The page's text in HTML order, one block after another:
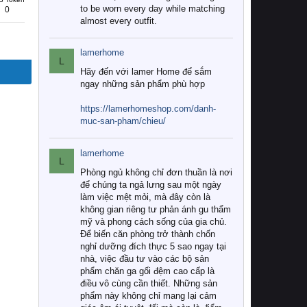
0
to be worn every day while matching
almost every outfit.
L
lamerhome
Hãy đến với lamer Home để sắm
ngay những sản phẩm phù hợp
https://lamerhomeshop.com/danh-
muc-san-pham/chieu/
L
lamerhome
Phòng ngủ không chỉ đơn thuần là nơi
để chúng ta ngả lưng sau một ngày
làm việc mệt mỏi, mà đây còn là
không gian riêng tư phản ánh gu thẩm
mỹ và phong cách sống của gia chủ.
Để biến căn phòng trở thành chốn
nghỉ dưỡng đích thực 5 sao ngay tại
nhà, việc đầu tư vào các bộ sản
phẩm chăn ga gối đệm cao cấp là
điều vô cùng cần thiết. Những sản
phẩm này không chỉ mang lại cảm